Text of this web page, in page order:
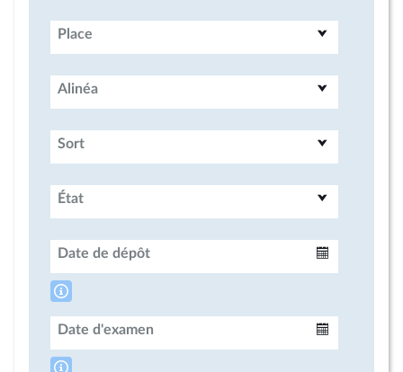
Place
Alinéa
Sort
État
Date de dépôt
Date d'examen